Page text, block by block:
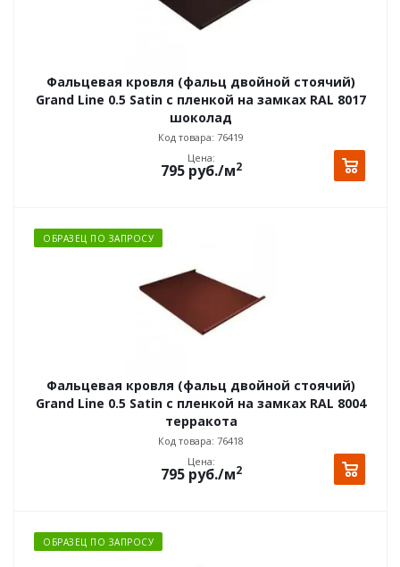
Фальцевая кровля (фальц двойной стоячий)
Grand Line 0.5 Satin с пленкой на замках RAL 8017
шоколад
Код товара: 76419
Цена:
795руб./м2
ОБРАЗЕЦ ПО ЗАПРОСУ
Фальцевая кровля (фальц двойной стоячий)
Grand Line 0.5 Satin с пленкой на замках RAL 8004
терракота
Код товара: 76418
Цена:
795руб./м2
ОБРАЗЕЦ ПО ЗАПРОСУ